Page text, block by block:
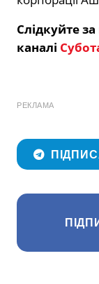
Слідкуйте
каналі
РЕКЛАМА